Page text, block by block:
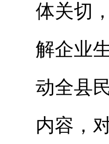
体关切
解企业
动全县
内容，